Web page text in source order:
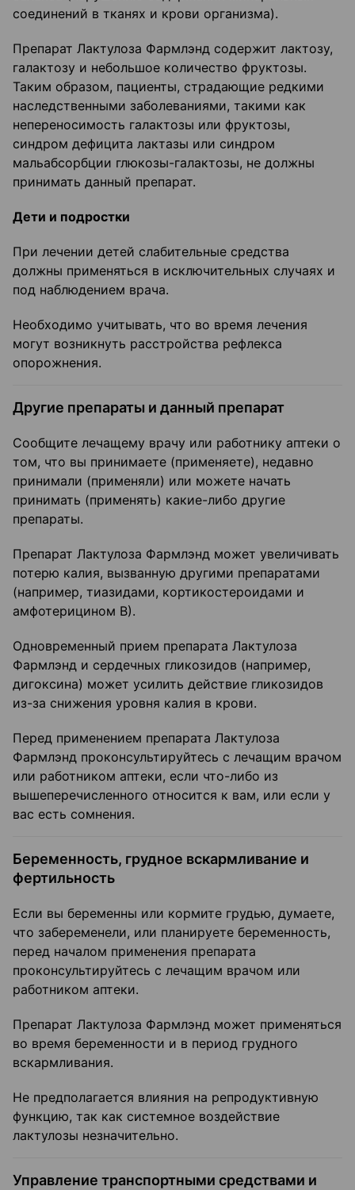
соединений в тканях и крови организма).
Препарат Лактулоза Фармлэнд содержит лактозу,
галактозу и небольшое количество фруктозы.
Таким образом, пациенты, страдающие редкими
наследственными заболеваниями, такими как
непереносимость галактозы или фруктозы,
синдром дефицита лактазы или синдром
мальабсорбции глюкозы-галактозы, не должны
принимать данный препарат.
Дети и подростки
При лечении детей слабительные средства
должны применяться в исключительных случаях и
под наблюдением врача.
Необходимо учитывать, что во время лечения
могут возникнуть расстройства рефлекса
опорожнения.
Другие препараты и данный препарат
Сообщите лечащему врачу или работнику аптеки о
том, что вы принимаете (применяете), недавно
принимали (применяли) или можете начать
принимать (применять) какие-либо другие
препараты.
Препарат Лактулоза Фармлэнд может увеличивать
потерю калия, вызванную другими препаратами
(например, тиазидами, кортикостероидами и
амфотерицином В).
Одновременный прием препарата Лактулоза
Фармлэнд и сердечных гликозидов (например,
дигоксина) может усилить действие гликозидов
из-за снижения уровня калия в крови.
Перед применением препарата Лактулоза
Фармлэнд проконсультируйтесь с лечащим врачом
или работником аптеки, если что-либо из
вышеперечисленного относится к вам, или если у
вас есть сомнения.
Беременность, грудное вскармливание и
фертильность
Если вы беременны или кормите грудью, думаете,
что забеременели, или планируете беременность,
перед началом применения препарата
проконсультируйтесь с лечащим врачом или
работником аптеки.
Препарат Лактулоза Фармлэнд может применяться
во время беременности и в период грудного
вскармливания.
Не предполагается влияния на репродуктивную
функцию, так как системное воздействие
лактулозы незначительно.
Управление транспортными средствами и